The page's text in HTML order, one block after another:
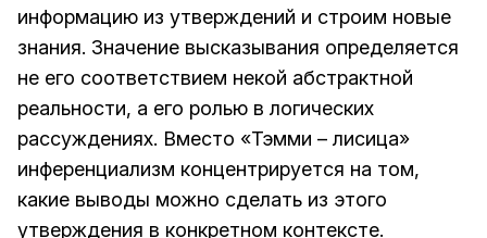
информацию из утверждений и строим новые
знания. Значение высказывания определяется
не его соответствием некой абстрактной
реальности, а его ролью в логических
рассуждениях. Вместо «Тэмми – лисица»
инференциализм концентрируется на том,
какие выводы можно сделать из этого
утверждения в конкретном контексте.